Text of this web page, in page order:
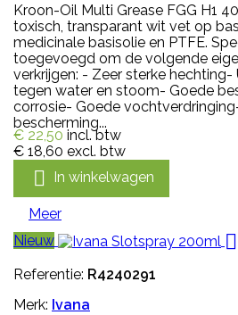
Kroon-Oil Multi Grease FGG H1
toxisch, transparant wit vet op
medicinale basisolie en PTFE.
toegevoegd om de volgende
verkrijgen: - Zeer sterke
tegen water en stoom- Goede
corrosie- Goede
bescherming...
€ 22,50 incl. btw
€ 18,60 excl. btw
 In winkelwagen
Meer
Nieuw

Referentie: R4240291
Merk: Ivana